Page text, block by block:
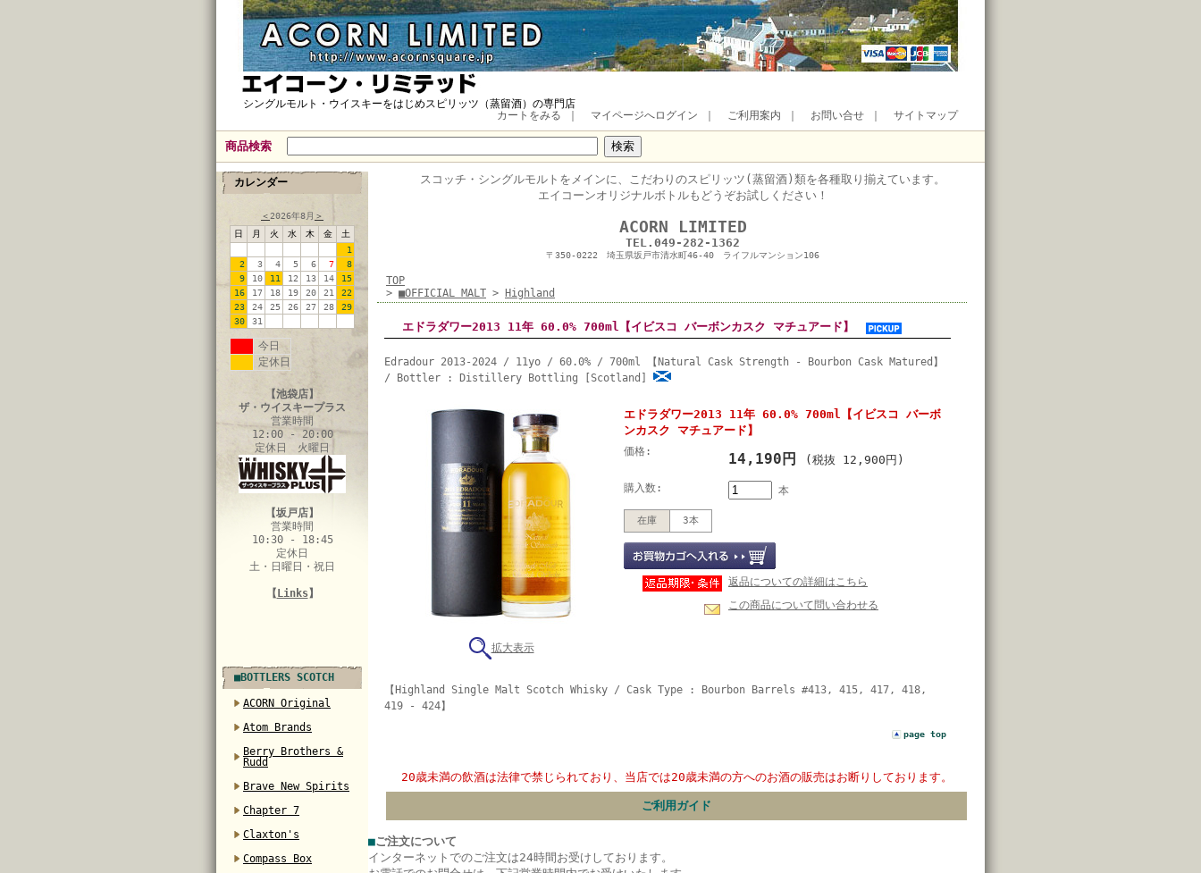
シングルモルト・ウイスキーをはじめスピリッツ（蒸留酒）の専門店
カートをみる
マイページへログイン ご利用案内 お問い合せ サイトマップ
商品検索
カレンダー
＜2026年8月 ＞
日
月 火 水 木 金
土
1
2
3 4 5 6 7
8
9
10 11 12 13 14
15
16
17 18 19 20 21
22
23
24 25 26 27 28
29
30
31
今日
定休日
【池袋店】
ザ・ウイスキープラス
営業時間
12:00 - 20:00
定休日 火曜日
【坂戸店】
営業時間
10:30 - 18:45
定休日
土・日曜日・祝日
【 Links】
■BOTTLERS SCOTCH
ACORN Original
Atom Brands
Berry Brothers &
Rudd
Brave New Spirits
Chapter 7
Claxton's
Compass Box
スコッチ・ シングルモルトをメインに、 こだわりのスピリッツ(蒸留酒)類を各種取り揃えています。
エイコーンオリジナルボトルもどうぞお試しください！
ACORN LIMITED
TEL.049-282-1362
〒350-0222 埼玉県坂戸市清水町46-40 ライフルマンション106
TOP
> ■OFFICIAL MALT > Highland
エドラダワー2013 11年 60.0% 700ml【イビスコ バーボンカスク マチュアード】
Edradour 2013-2024 / 11yo / 60.0% / 700ml 【Natural Cask Strength - Bourbon Cask Matured】
/ Bottler : Distillery Bottling [Scotland]
拡大表示
エドラダワー2013 11年 60.0% 700ml【イビスコ バーボ
ンカスク マチュアード】
価格: 14,190円 (税抜 12,900円)
購入数: 本
在庫 3本
返品についての詳細はこちら
この商品について問い合わせる
【Highland Single Malt Scotch Whisky / Cask Type : Bourbon Barrels #413, 415, 417, 418,
419 - 424】
page top
20歳未満の飲酒は法律で禁じられており、当店では20歳未満の方へのお酒の販売はお断りしております。
ご利用ガイド
■ご注文について
インターネットでのご注文は24時間お受けしております。